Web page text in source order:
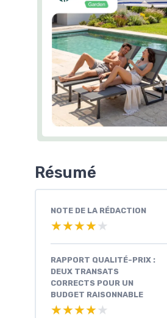
Résumé
NOTE DE LA RÉDACTION
★★★★★
★★★★★
RAPPORT QUALITÉ-PRIX :
DEUX TRANSATS
CORRECTS POUR UN
BUDGET RAISONNABLE
★★★★★
★★★★★